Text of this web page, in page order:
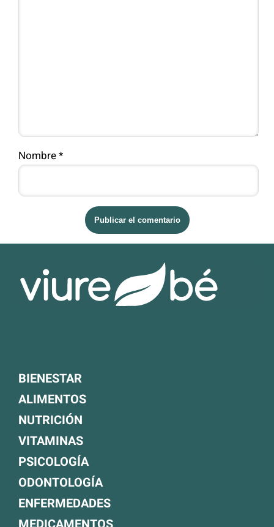
Nombre *
BIENESTAR
ALIMENTOS
NUTRICIÓN
VITAMINAS
PSICOLOGÍA
ODONTOLOGÍA
ENFERMEDADES
MEDICAMENTOS